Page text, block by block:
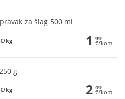
za šlag 500 ml
kg 1 99
€/kom
g
kg 2 49
€/kom